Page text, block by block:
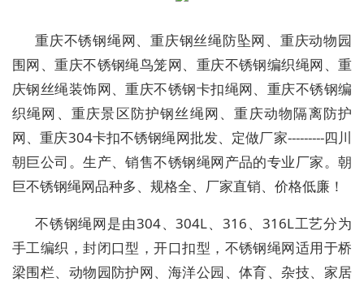
重庆不锈钢绳网、重庆钢丝绳防坠网、重庆动物园
围网、重庆不锈钢绳鸟笼网、重庆不锈钢编织绳网、重
庆钢丝绳装饰网、重庆不锈钢卡扣绳网、重庆不锈钢编
织绳网、重庆景区防护钢丝绳网、重庆动物隔离防护
网、重庆304卡扣不锈钢绳网批发、定做厂家---------四川
朝巨公司。生产、销售不锈钢绳网产品的专业厂家。朝
巨不锈钢绳网品种多、规格全、厂家直销、价格低廉！
不锈钢绳网是由304、304L、316、316L工艺分为
手工编织，封闭口型，开口扣型，不锈钢绳网适用于桥
梁围栏、动物园防护网、海洋公园、体育、杂技、家居